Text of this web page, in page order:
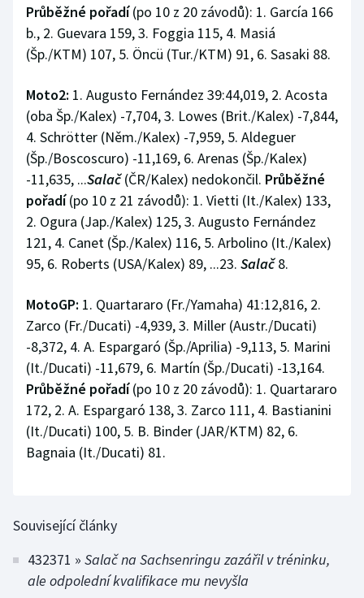
Průběžné pořadí(po 10 z 20 závodů): 1. García 166
b., 2. Guevara 159, 3. Foggia 115, 4. Masiá
(Šp./KTM) 107, 5. Öncü (Tur./KTM) 91, 6. Sasaki 88.
Moto2: 1. Augusto Fernández 39:44,019, 2. Acosta
(oba Šp./Kalex) -7,704, 3. Lowes (Brit./Kalex) -7,844,
4. Schrötter (Něm./Kalex) -7,959, 5. Aldeguer
(Šp./Boscoscuro) -11,169, 6. Arenas (Šp./Kalex)
-11,635, ...Salač(ČR/Kalex) nedokončil. Průběžné
pořadí(po 10 z 21 závodů): 1. Vietti (It./Kalex) 133,
2. Ogura (Jap./Kalex) 125, 3. Augusto Fernández
121, 4. Canet (Šp./Kalex) 116, 5. Arbolino (It./Kalex)
95, 6. Roberts (USA/Kalex) 89, ...23. Salač8.
MotoGP: 1. Quartararo (Fr./Yamaha) 41:12,816, 2.
Zarco (Fr./Ducati) -4,939, 3. Miller (Austr./Ducati)
-8,372, 4. A. Espargaró (Šp./Aprilia) -9,113, 5. Marini
(It./Ducati) -11,679, 6. Martín (Šp./Ducati) -13,164.
Průběžné pořadí(po 10 z 20 závodů): 1. Quartararo
172, 2. A. Espargaró 138, 3. Zarco 111, 4. Bastianini
(It./Ducati) 100, 5. B. Binder (JAR/KTM) 82, 6.
Bagnaia (It./Ducati) 81.
Související články
432371 » Salač na Sachsenringu zazářil v tréninku,
ale odpolední kvalifikace mu nevyšla